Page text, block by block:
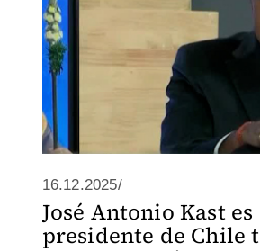
16.12.2025/
José Antonio Kast
presidente de Chile